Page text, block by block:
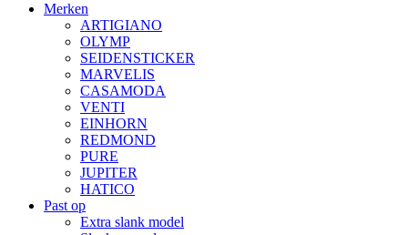
Merken
ARTIGIANO
OLYMP
SEIDENSTICKER
MARVELIS
CASAMODA
VENTI
EINHORN
REDMOND
PURE
JUPITER
HATICO
Past op
Extra slank model